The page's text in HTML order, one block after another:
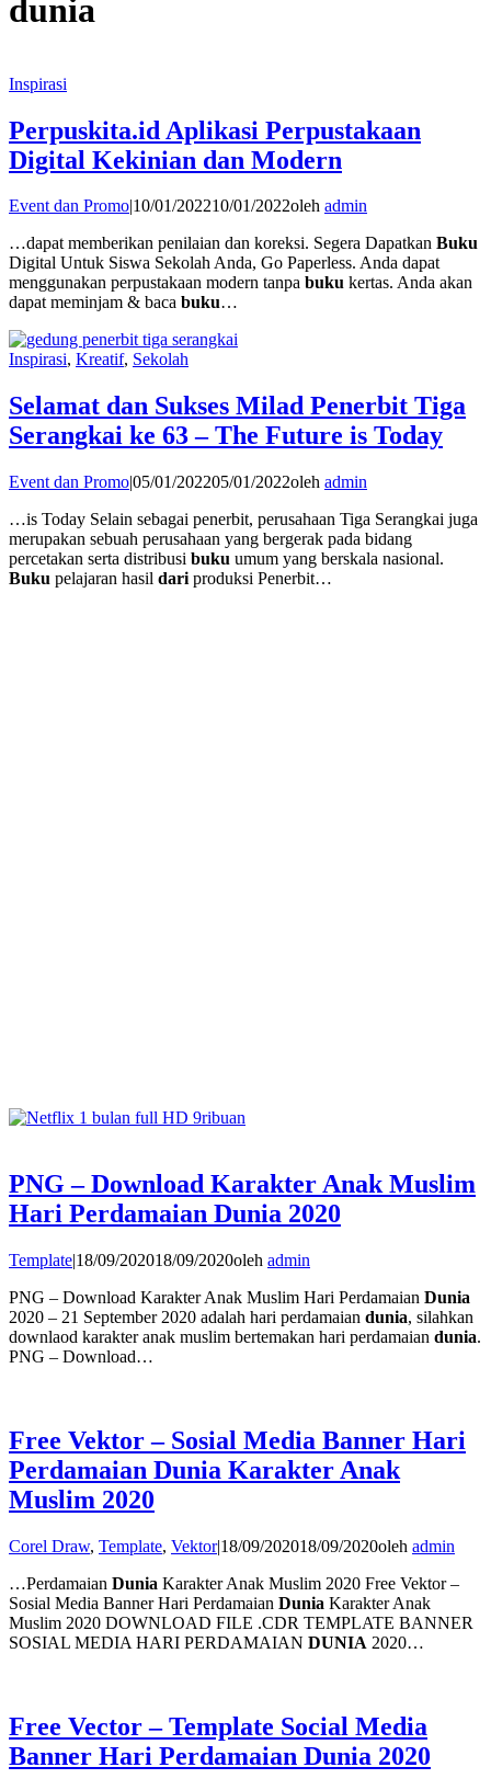
dunia
Inspirasi
Perpuskita.id Aplikasi Perpustakaan
Digital Kekinian dan Modern
Event dan Promo 10/01/202210/01/2022oleh admin
…dapat memberikan penilaian dan koreksi. Segera Dapatkan Buku
Digital Untuk Siswa Sekolah Anda, Go Paperless. Anda dapat
menggunakan perpustakaan modern tanpa buku kertas. Anda akan
dapat meminjam & baca buku…
Inspirasi, Kreatif, Sekolah
Selamat dan Sukses Milad Penerbit Tiga
Serangkai ke 63 – The Future is Today
Event dan Promo|05/01/202205/01/2022oleh admin
…is Today Selain sebagai penerbit, perusahaan Tiga Serangkai juga
merupakan sebuah perusahaan yang bergerak pada bidang
percetakan serta distribusi buku umum yang berskala nasional.
Buku pelajaran hasil dari produksi Penerbit…
PNG – Download Karakter Anak Muslim
Hari Perdamaian Dunia 2020
Template|18/09/202018/09/2020oleh admin
PNG – Download Karakter Anak Muslim Hari Perdamaian Dunia
2020 – 21 September 2020 adalah hari perdamaian dunia, silahkan
downlaod karakter anak muslim bertemakan hari perdamaian dunia.
PNG – Download…
Free Vektor – Sosial Media Banner Hari
Perdamaian Dunia Karakter Anak
Muslim 2020
Corel Draw, Template, Vektor|18/09/202018/09/2020oleh admin
…Perdamaian Dunia Karakter Anak Muslim 2020 Free Vektor –
Sosial Media Banner Hari Perdamaian Dunia Karakter Anak
Muslim 2020 DOWNLOAD FILE .CDR TEMPLATE BANNER
SOSIAL MEDIA HARI PERDAMAIAN DUNIA 2020…
Free Vector – Template Social Media
Banner Hari Perdamaian Dunia 2020